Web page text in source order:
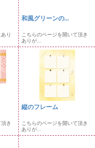
り
和風グリーンの...
こちらのページを開いて頂き
ありが...
き
縦のフレーム
こちらのページを開いて頂き
ありが...